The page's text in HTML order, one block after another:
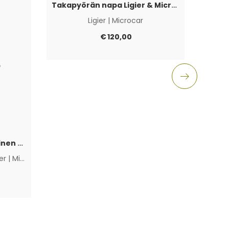
Polttoainepumppu sähköinen Lombardini Progress / DCI / FOCS
| Microcar
Takapyörän napa Ligier & Microcar 4×100
Ligier | Microcar
€120,00